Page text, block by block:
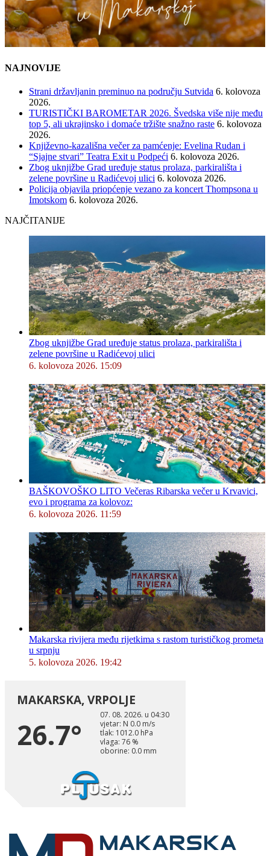
NAJNOVIJE
Strani državljanin preminuo na području Sutvida 6. kolovoza
2026.
TURISTIČKI BAROMETAR 2026. Švedska više nije među
top 5, ali ukrajinsko i domaće tržište snažno raste 6. kolovoza
2026.
Književno-kazališna večer za pamćenje: Evelina Rudan i
“Sjajne stvari” Teatra Exit u Podpeći 6. kolovoza 2026.
Zbog uknjižbe Grad uređuje status prolaza, parkirališta i
zelene površine u Radićevoj ulici 6. kolovoza 2026.
Policija objavila priopćenje vezano za koncert Thompsona u
Imotskom 6. kolovoza 2026.
NAJČITANIJE
Zbog uknjižbe Grad uređuje status prolaza, parkirališta i
zelene površine u Radićevoj ulici
6. kolovoza 2026. 15:09
BAŠKOVOŠKO LITO Večeras Ribarska večer u Krvavici,
evo i programa za kolovoz:
6. kolovoza 2026. 11:59
Makarska rivijera među rijetkima s rastom turističkog prometa
u srpnju
5. kolovoza 2026. 19:42